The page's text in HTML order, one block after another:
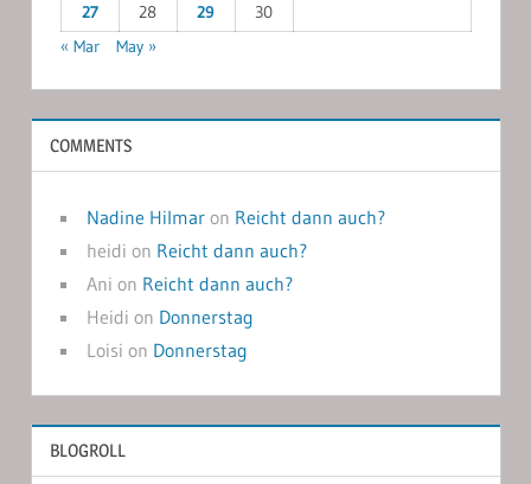
27
28 29
30
« Mar
May »
COMMENTS
Nadine Hilmaron Reicht dann auch?
heidi on Reicht dann auch?
Ani on Reicht dann auch?
Heidi on Donnerstag
Loisi on Donnerstag
BLOGROLL